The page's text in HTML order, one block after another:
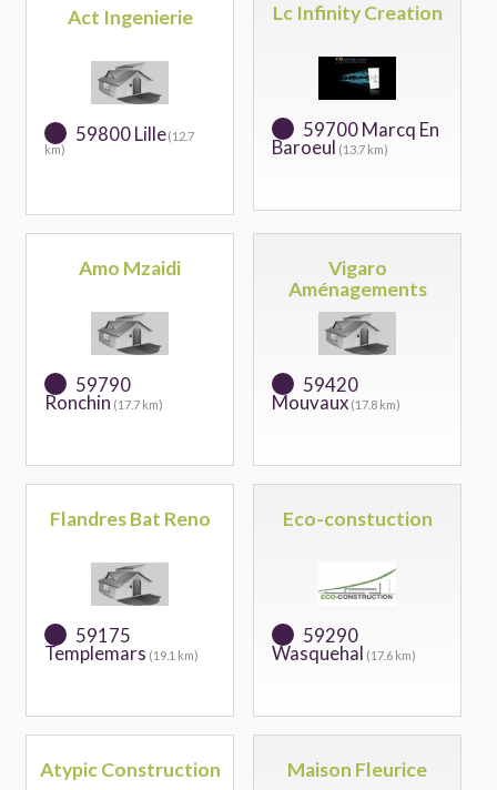
Act Ingenierie
59800 Lille(12.7
km)
Lc Infinity Creation
59700 Marcq En
Baroeul (13.7 km)
Amo Mzaidi
59790
Ronchin (17.7 km)
Vigaro
Aménagements
59420
Mouvaux (17.8 km)
Flandres Bat Reno
59175
Templemars (19.1 km)
Eco-constuction
59290
Wasquehal (17.6 km)
Atypic Construction Maison Fleurice